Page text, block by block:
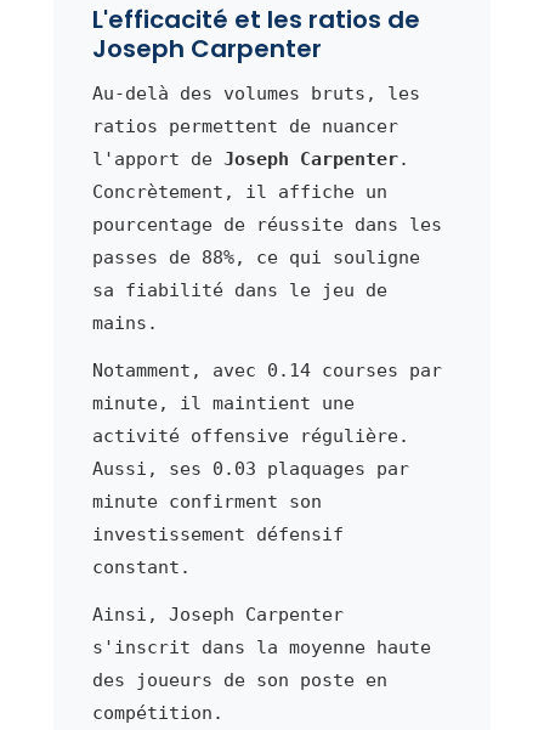
L'efficacité et les ratios de
Joseph Carpenter
Au-delà des volumes bruts, les
ratios permettent de nuancer
l'apport de Joseph Carpenter.
Concrètement, il affiche un
pourcentage de réussite dans les
passes de 88%, ce qui souligne
sa fiabilité dans le jeu de
mains.
Notamment, avec 0.14 courses par
minute, il maintient une
activité offensive régulière.
Aussi, ses 0.03 plaquages par
minute confirment son
investissement défensif
constant.
Ainsi, Joseph Carpenter
s'inscrit dans la moyenne haute
des joueurs de son poste en
compétition.